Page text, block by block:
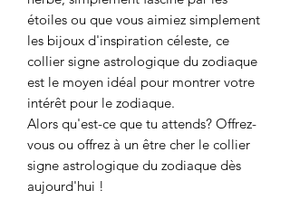
étoiles ou que vous aimiez simplement
les bijoux d'inspiration céleste, ce
collier signe astrologique du zodiaque
est le moyen idéal pour montrer votre
intérêt pour le zodiaque.
Alors qu'est-ce que tu attends? Offrez-
vous ou offrez à un être cher le collier
signe astrologique du zodiaque dès
aujourd'hui !